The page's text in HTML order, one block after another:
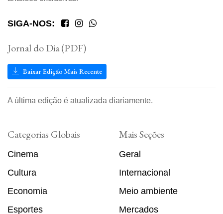
SIGA-NOS:
Jornal do Dia (PDF)
Baixar Edição Mais Recente
A última edição é atualizada diariamente.
Categorias Globais
Cinema
Cultura
Economia
Esportes
Mais Seções
Geral
Internacional
Meio ambiente
Mercados